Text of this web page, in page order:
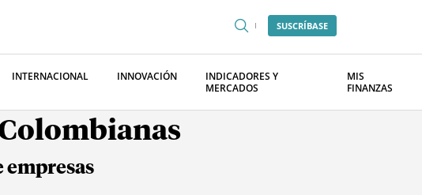
SUSCRÍBASE
INTERNACIONAL INNOVACIÓN
INDICADORES Y
MERCADOS
MIS
FINANZAS
empresas